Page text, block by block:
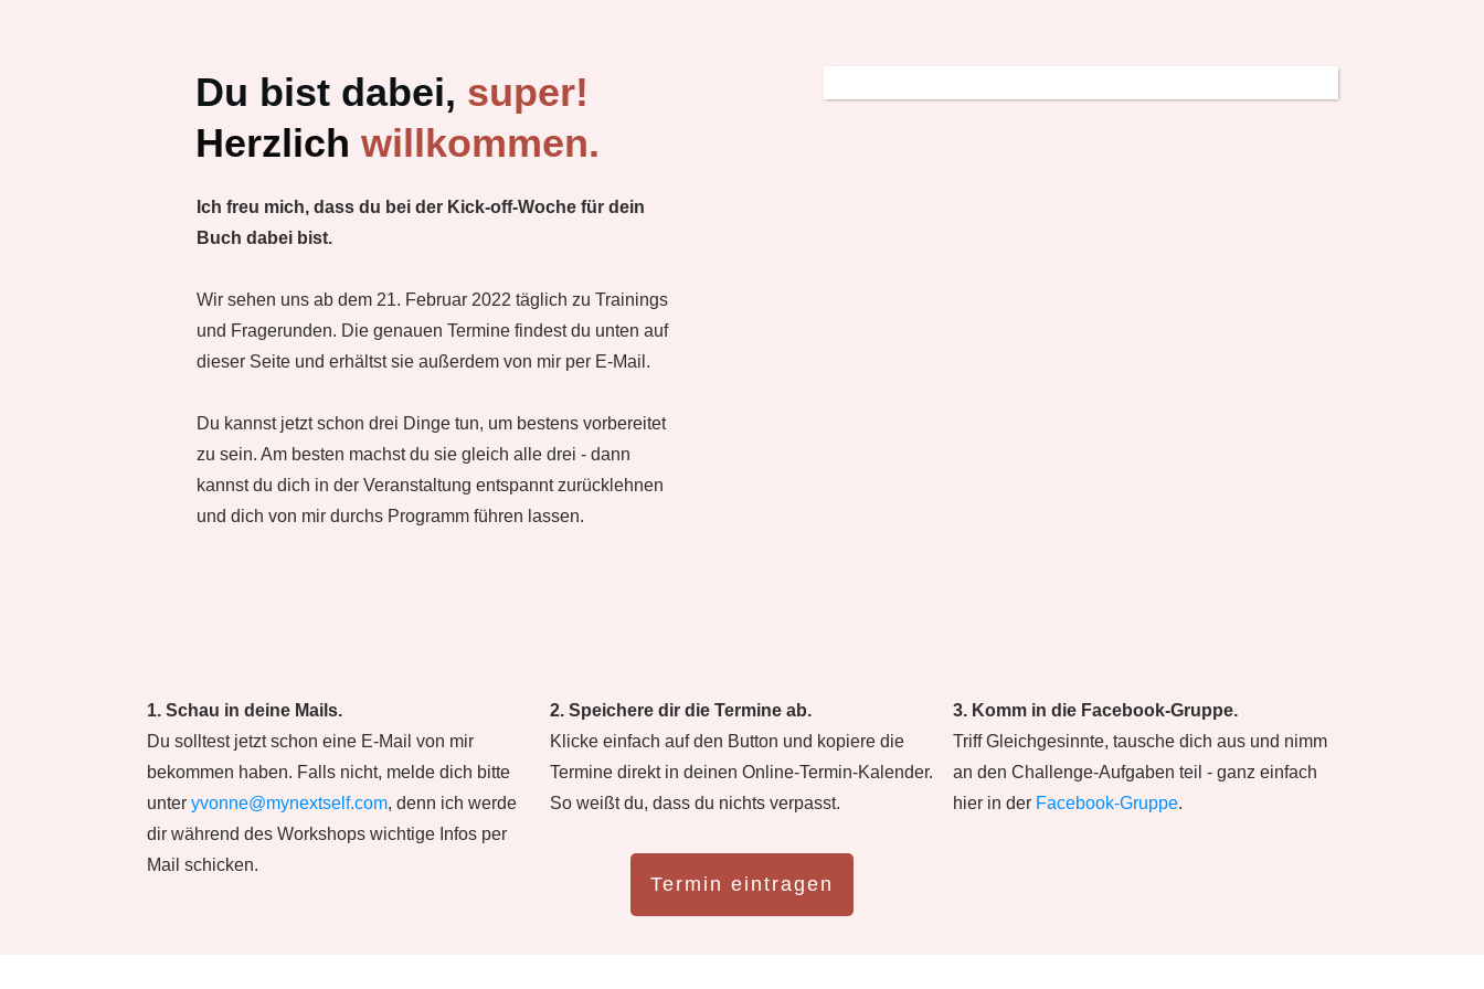
Du bist dabei, super!
Herzlich willkommen.
Ich freu mich, dass du bei der Kick-off-Woche für dein
Buch dabei bist.
Wir sehen uns ab dem 21. Februar 2022 täglich zu Trainings
und Fragerunden. Die genauen Termine findest du unten auf
dieser Seite und erhältst sie außerdem von mir per E-Mail.
Du kannst jetzt schon drei Dinge tun, um bestens vorbereitet
zu sein. Am besten machst du sie gleich alle drei - dann
kannst du dich in der Veranstaltung entspannt zurücklehnen
und dich von mir durchs Programm führen lassen.
1. Schau in deine Mails.
Du solltest jetzt schon eine E-Mail von mir
bekommen haben. Falls nicht, melde dich bitte
unter yvonne@mynextself.com, denn ich werde
dir während des Workshops wichtige Infos per
Mail schicken.
2. Speichere dir die Termine ab.
Klicke einfach auf den Button und kopiere die
Termine direkt in deinen Online-Termin-Kalender.
So weißt du, dass du nichts verpasst.
Termin eintragen
3. Komm in die Facebook-Gruppe.
Triff Gleichgesinnte, tausche dich aus und nimm
an den Challenge-Aufgaben teil - ganz einfach
hier in der Facebook-Gruppe.